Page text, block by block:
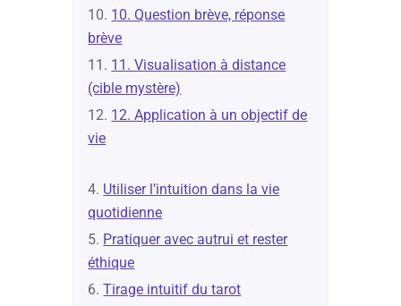
10. Question brève, réponse
brève
11. Visualisation à distance
(cible mystère)
12. Application à un objectif de
vie
Utiliser l’intuition dans la vie
quotidienne
Pratiquer avec autrui et rester
éthique
Tirage intuitif du tarot